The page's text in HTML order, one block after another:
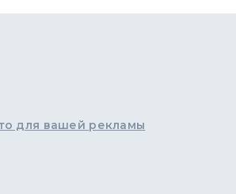
для вашей рекламы